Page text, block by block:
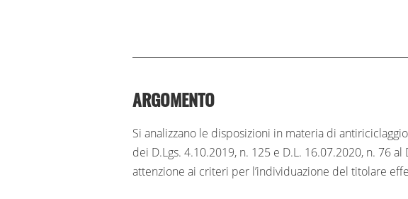
ARGOMENTO
Si analizzano le disposizioni in materia di
dei D.Lgs. 4.10.2019, n. 125 e D.L. 16.07.2020, n. 76
attenzione ai criteri per l’individuazione del titolare